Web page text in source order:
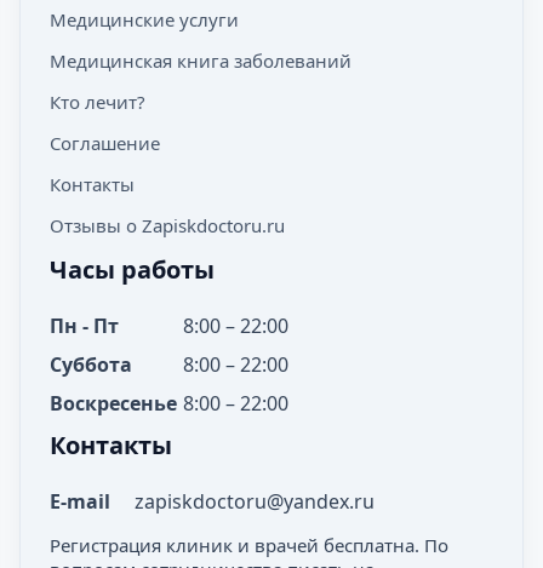
Медицинские услуги
Медицинская книга заболеваний
Кто лечит?
Соглашение
Контакты
Отзывы о Zapiskdoctoru.ru
Часы работы
Пн - Пт
8:00 – 22:00
Суббота
8:00 – 22:00
Воскресенье 8:00 – 22:00
Контакты
E-mail zapiskdoctoru@yandex.ru
Регистрация клиник и врачей бесплатна. По